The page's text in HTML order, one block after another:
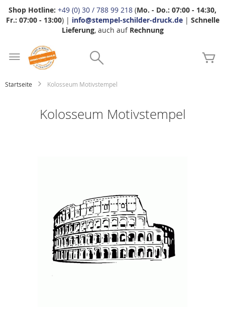
Shop Hotline: +49 (0) 30 / 788 99 218 (Mo. - Do.: 07:00 - 14:30,
Fr.: 07:00 - 13:00) | info@stempel-schilder-druck.de| Schnelle
Lieferung, auch auf Rechnung
Startseite Kolosseum Motivstempel
Kolosseum Motivstempel